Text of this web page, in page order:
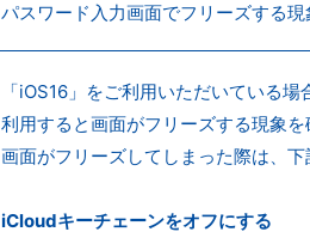
パスワード入力画面でフリーズする
「iOS16」をご利用いただいている
利用すると画面がフリーズする現象を
画面がフリーズしてしまった際は、
iCloudキーチェーンをオフにする